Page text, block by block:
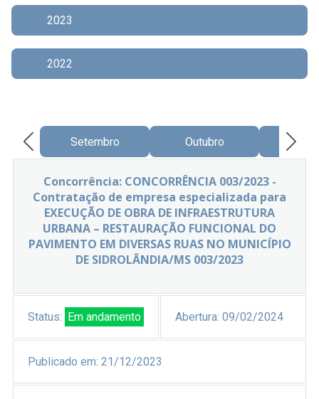
2023
2022
Setembro Outubro
Concorrência: CONCORRÊNCIA 003/2023 -
Contratação de empresa especializada para
EXECUÇÃO DE OBRA DE INFRAESTRUTURA
URBANA – RESTAURAÇÃO FUNCIONAL DO
PAVIMENTO EM DIVERSAS RUAS NO MUNICÍPIO
DE SIDROLÂNDIA/MS 003/2023
Status: Em andamento Abertura: 09/02/2024
Publicado em: 21/12/2023